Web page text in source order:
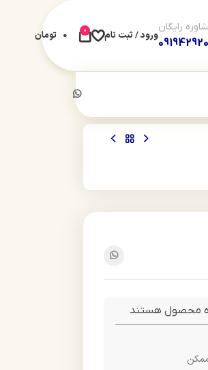
رایگان
ورود / ثبت نام 0
0 تومان
محصول هستند